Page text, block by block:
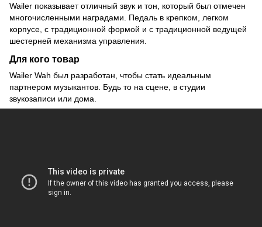
Wailer показывает отличный звук и тон, который был отмечен
многочисленными наградами. Педаль в крепком, легком
корпусе, с традиционной формой и с традиционной ведущей
шестерней механизма управления.
Для кого товар
Wailer Wah был разработан, чтобы стать идеальным
партнером музыкантов. Будь то на сцене, в студии
звукозаписи или дома.